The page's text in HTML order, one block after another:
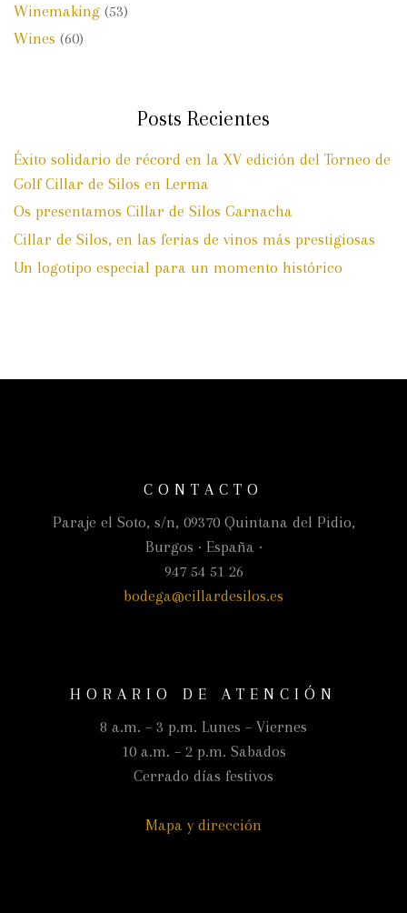
Winemaking (53)
Wines (60)
Posts Recientes
Éxito solidario de récord en la XV edición del Torneo de
Golf Cillar de Silos en Lerma
Os presentamos Cillar de Silos Garnacha
Cillar de Silos, en las ferias de vinos más prestigiosas
Un logotipo especial para un momento histórico
CONTACTO
Paraje el Soto, s/n, 09370 Quintana del Pidio,
Burgos · España ·
947 54 51 26
bodega@cillardesilos.es
HORARIO DE ATENCIÓN
8 a.m. – 3 p.m. Lunes – Viernes
10 a.m. – 2 p.m. Sabados
Cerrado días festivos
Mapa y dirección